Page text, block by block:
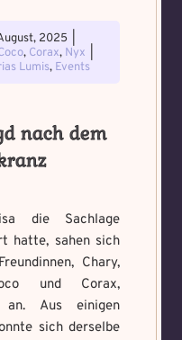
2025
, Corax, Nyx
Lumis, Events
nach dem
die Sachlage
hatte, sahen sich
Chary,
und Corax,
an. Aus einigen
sich derselbe